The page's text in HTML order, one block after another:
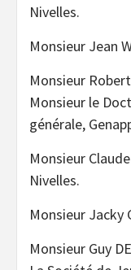
Nivelles.
Monsieur Jean
Monsieur
Monsieur le
générale,
Monsieur
Nivelles.
Monsieur Jacky
Monsieur Guy